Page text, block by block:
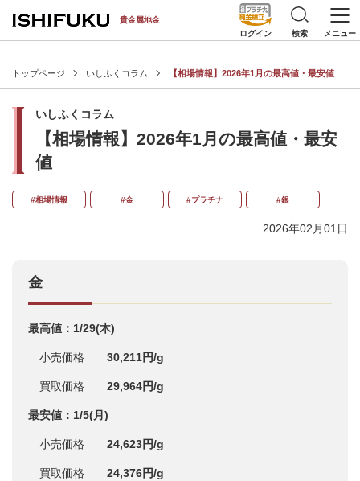
[an error occurred while processing this directive]
貴金属地金
ログイン
検索 メニュー
トップページ いしふくコラム 【相場情報】2026年1月の最高値・最安値
いしふくコラム
【相場情報】2026年1月の最高値・最安
値
#相場情報 #金 #プラチナ #銀
2026年02月01日
金
最高値：1/29(木)
小売価格 30,211円/g
買取価格 29,964円/g
最安値：1/5(月)
小売価格 24,623円/g
買取価格 24,376円/g